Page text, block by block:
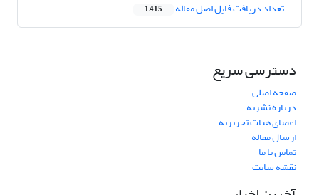
تعداد دریافت فایل اصل مقاله 1,415
دسترسی سریع
صفحه اصلی
درباره نشریه
اعضای هیات تحریریه
ارسال مقاله
تماس با ما
نقشه سایت